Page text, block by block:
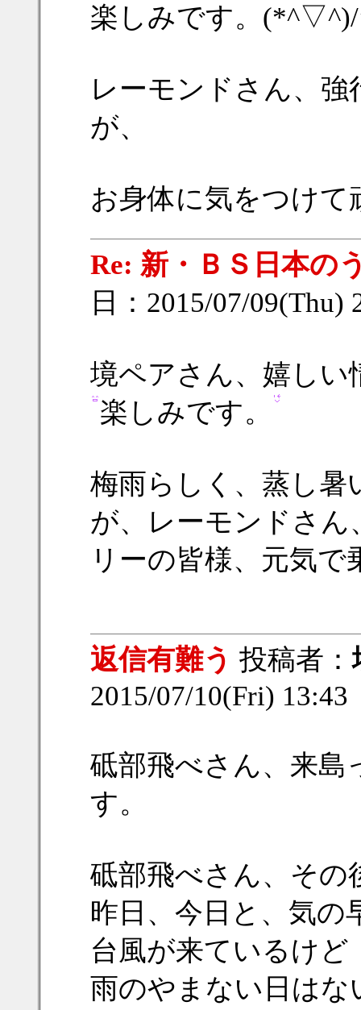
楽しみです。
レーモンドさん、
が、
お身体に気をつけて
Re: 新・ＢＳ日本の
日：2015/07/
境ペアさん、嬉しい
楽しみです。
梅雨らしく、蒸し暑
が、レーモンドさん
リーの皆様、元気
返信有難う 投稿者：
2015/07/10(Fri)
砥部飛べさん、来島
す。
砥部飛べさん、その
昨日、今日と、気の
台風が来ているけ
雨のやまない日はな